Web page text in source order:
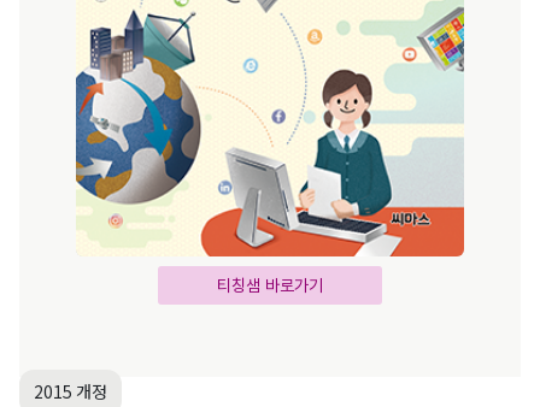
티칭샘 바로가기
2015 개정